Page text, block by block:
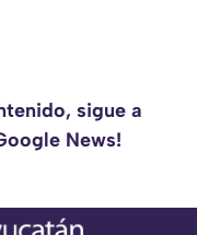
sigue a
News!